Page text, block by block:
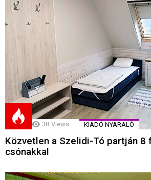
38 Views KIADÓ NYARALÓ
Közvetlen a Szelidi-Tó partján 8
csónakkal